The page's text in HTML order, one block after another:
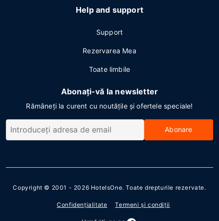
Help and support
Support
Rezervarea Mea
Toate limbile
Abonați-vă la newsletter
Rămâneți la curent cu noutățile și ofertele speciale!
Abonare
Copyright © 2001 - 2026 HotelsOne. Toate drepturile rezervate.
Confidenţialitate Termeni şi condiţii